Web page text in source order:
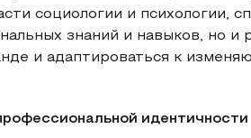
социологии и психологии,
знаний и навыков, но и
и адаптироваться к
идентичности